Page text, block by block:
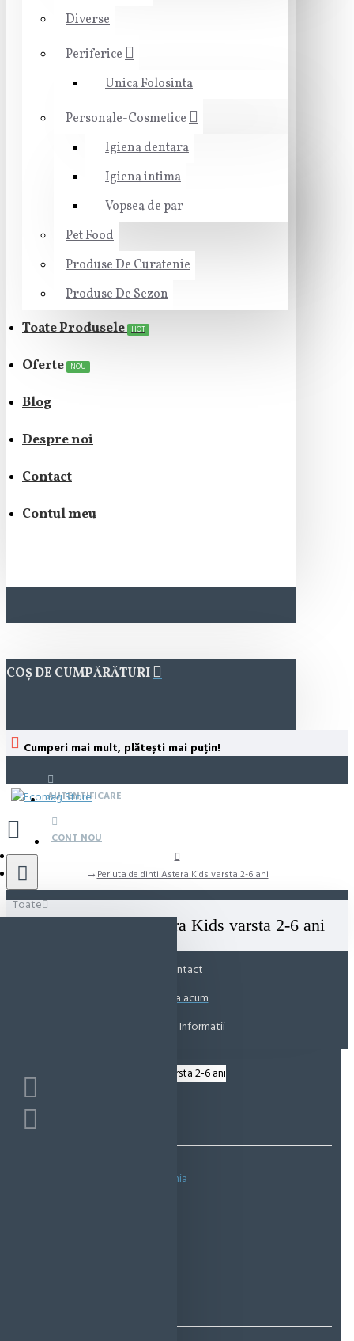
Diverse
Periferice
Unica Folosinta
Personale-Cosmetice
Igiena dentara
Igiena intima
Vopsea de par
Pet Food
Produse De Curatenie
Produse De Sezon
Toate Produsele HOT
Oferte NOU
Blog
Despre noi
Contact
Contul meu
COȘ DE CUMPĂRĂTURI
Cumperi mai mult, plătești mai puțin!
AUTENTIFICARE
CONT NOU
Toate
Periuta de dinti Astera Kids varsta 2-6 ani
Periuta de dinti Astera Kids varsta 2-6 ani
Contact
Suna acum
Solicita Informatii
Spune-ţi opinia